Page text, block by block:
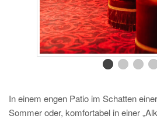
In einem engen Patio im Schatten
Sommer oder, komfortabel in einer